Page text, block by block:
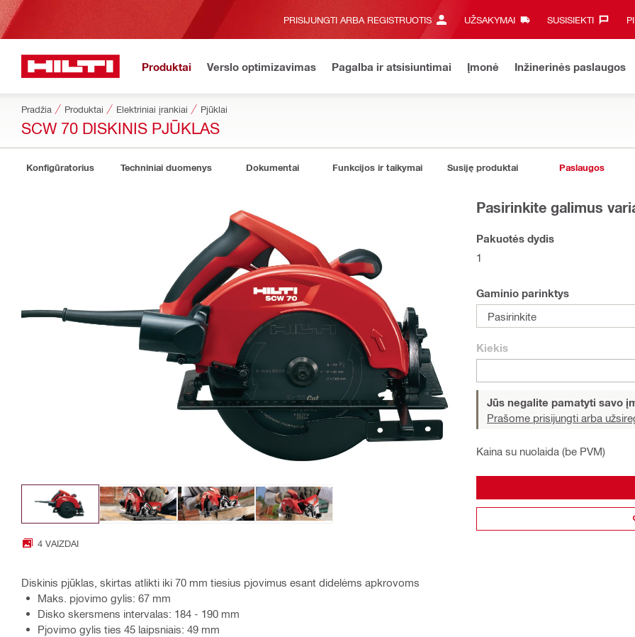
PRISIJUNGTI ARBA REGISTRUOTIS UŽSAKYMAI SUSISIEKTI‎
Produktai Verslo optimizavimas Pagalba ir atsisiuntimai Įmonė Inžinerinės paslaugos
Pradžia Produktai Elektriniai įrankiai Pjūklai
SCW 70 DISKINIS PJŪKLAS
Konfigūratorius Techniniai duomenys Dokumentai Funkcijos ir taikymai Susiję produktai Paslaugos
4 VAIZDAI
Diskinis pjūklas, skirtas atlikti iki 70 mm tiesius pjovimus esant didelėms apkrovoms
Maks. pjovimo gylis: 67 mm
Disko skersmens intervalas: 184 - 190 mm
Pjovimo gylis ties 45 laipsniais: 49 mm
Pasirinkite galimus
Pakuotės dydis
1
Gaminio parinktys
Pasirinkite
Kiekis
Jūs negalite pamatyti savo
Prašome prisijungti arba
Kaina su nuolaida (be PVM)